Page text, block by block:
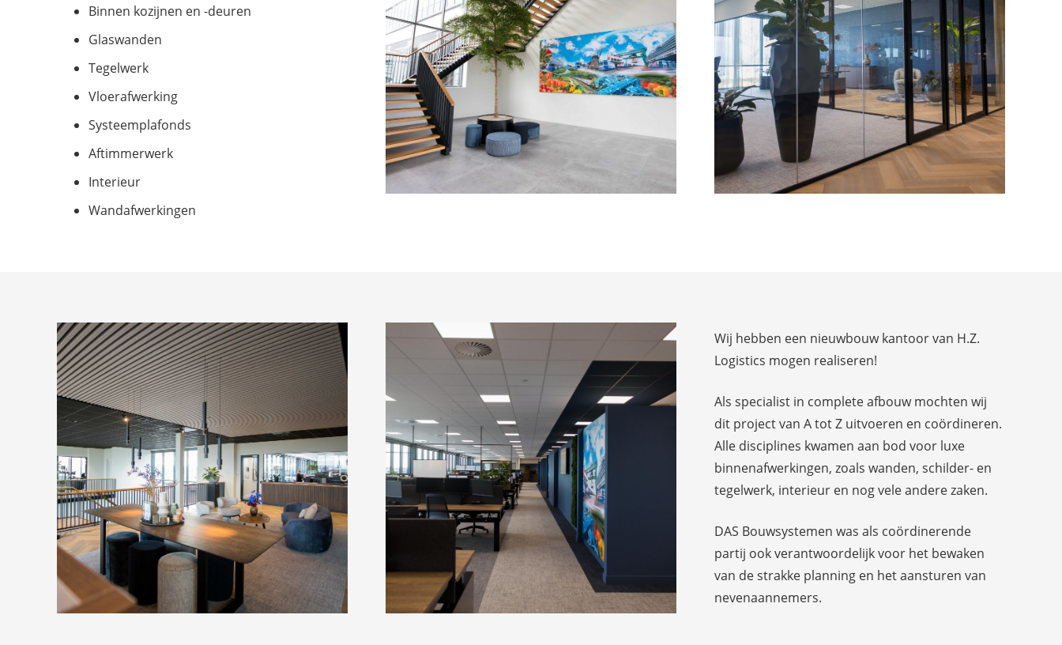
Binnen kozijnen en -deuren
Glaswanden
Tegelwerk
Vloerafwerking
Systeemplafonds
Aftimmerwerk
Interieur
Wandafwerkingen
Wij hebben een nieuwbouw kantoor van H.Z.
Logistics mogen realiseren!
Als specialist in complete afbouw mochten wij
dit project van A tot Z uitvoeren en coördineren.
Alle disciplines kwamen aan bod voor luxe
binnenafwerkingen, zoals wanden, schilder- en
tegelwerk, interieur en nog vele andere zaken.
DAS Bouwsystemen was als coördinerende
partij ook verantwoordelijk voor het bewaken
van de strakke planning en het aansturen van
nevenaannemers.